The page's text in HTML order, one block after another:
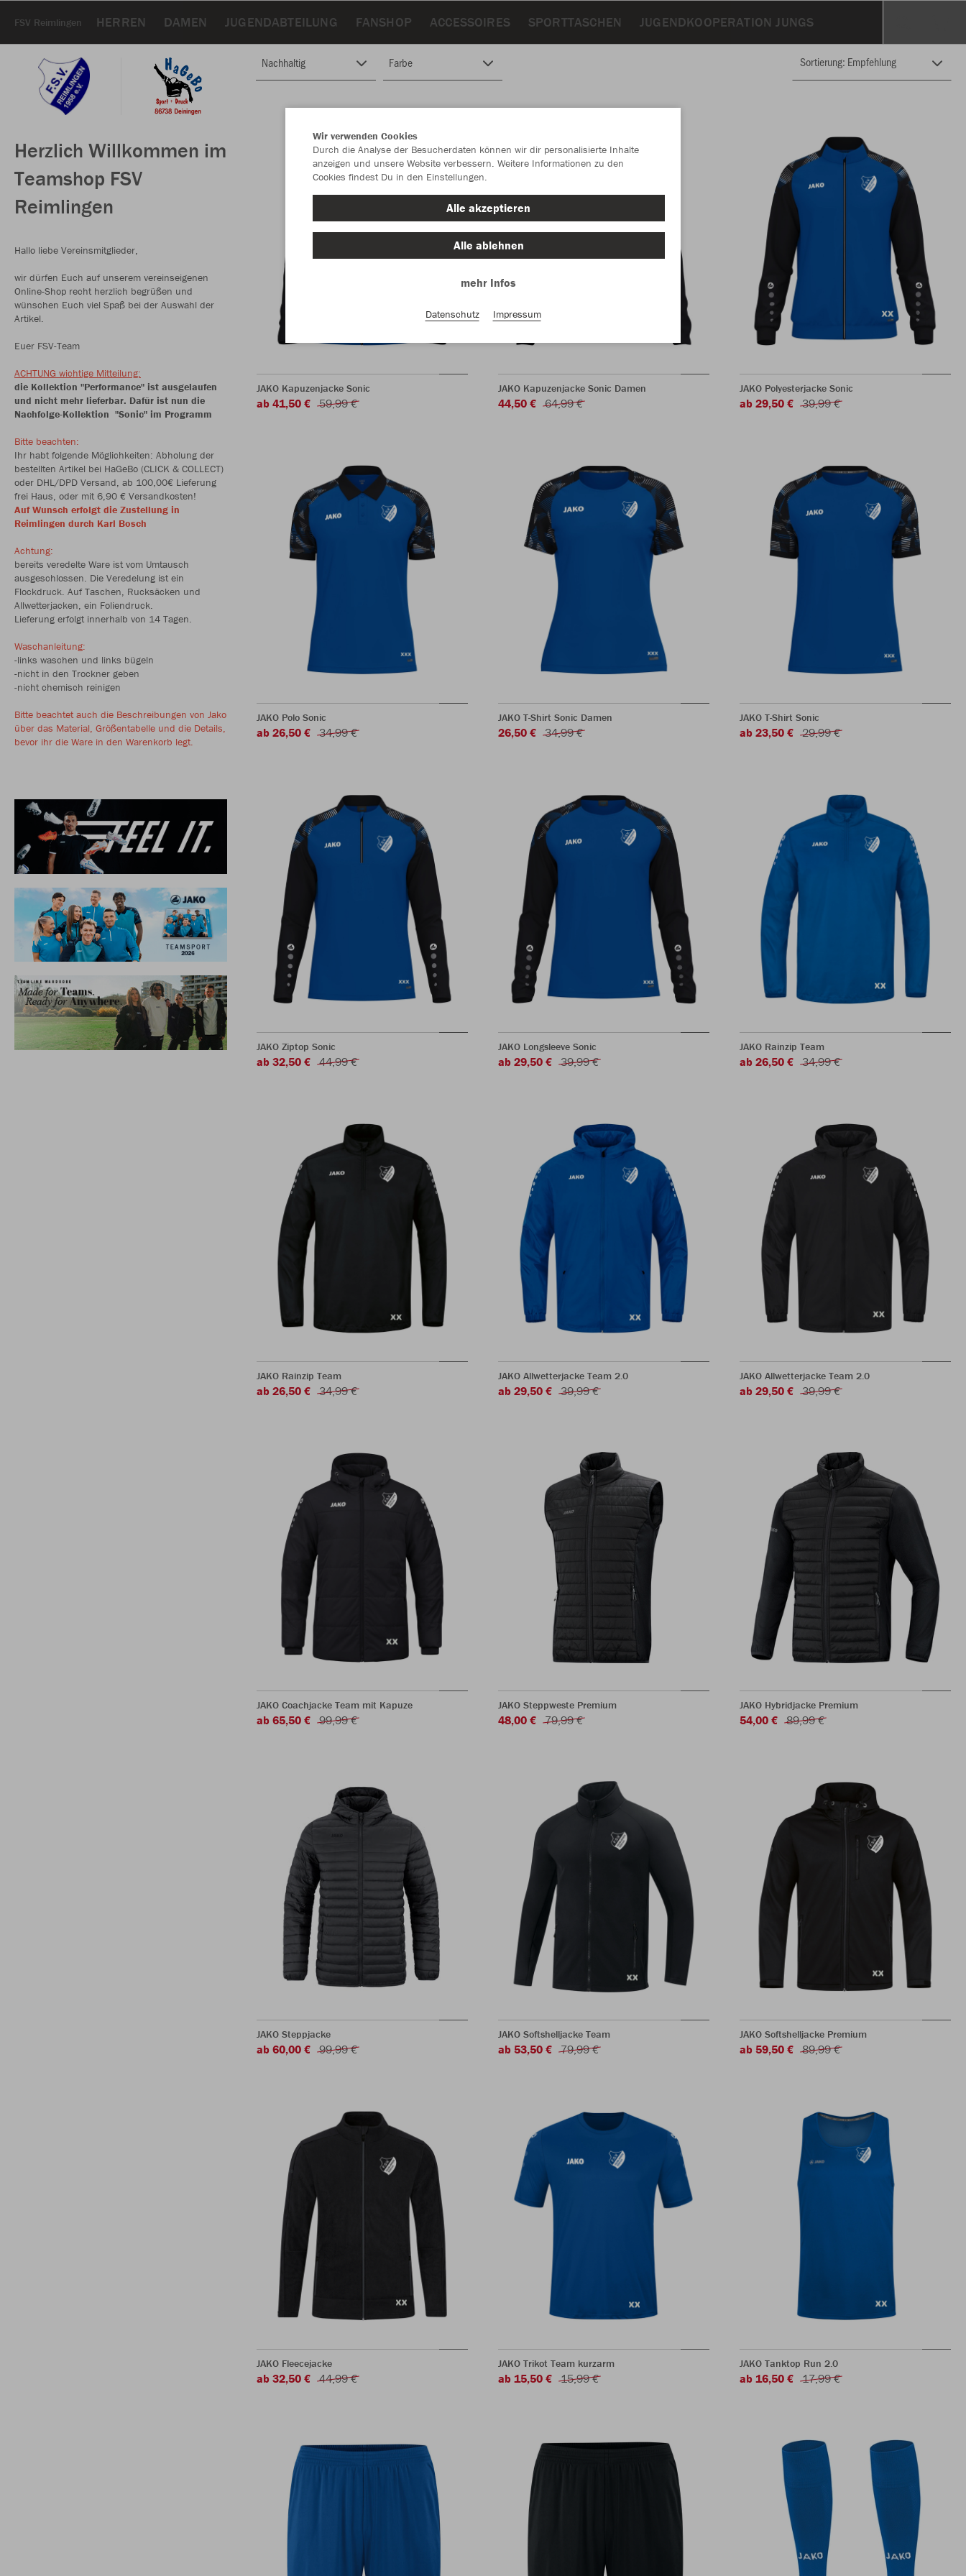
FSV Reimlingen HERREN DAMEN JUGENDABTEILUNG FANSHOP ACCESSOIRES SPORTTASCHEN JUGENDKOOPERATION JUNGS
Herzlich Willkommen im
Teamshop FSV
Reimlingen
Hallo liebe Vereinsmitglieder,
wir dürfen Euch auf unserem vereinseigenen
Online-Shop recht herzlich begrüßen und
wünschen Euch viel Spaß bei der Auswahl der
Artikel.
Euer FSV-Team
ACHTUNG wichtige Mitteilung:
die Kollektion "Performance" ist ausgelaufen
und nicht mehr lieferbar. Dafür ist nun die
Nachfolge-Kollektion "Sonic" im Programm
Bitte beachten:
Ihr habt folgende Möglichkeiten: Abholung der
bestellten Artikel bei HaGeBo (CLICK & COLLECT)
oder DHL/DPD Versand, ab 100,00€ Lieferung
frei Haus, oder mit 6,90 € Versandkosten!
Auf Wunsch erfolgt die Zustellung in
Reimlingen durch Karl Bosch
Achtung:
bereits veredelte Ware ist vom Umtausch
ausgeschlossen. Die Veredelung ist ein
Flockdruck. Auf Taschen, Rucksäcken und
Allwetterjacken, ein Foliendruck.
Lieferung erfolgt innerhalb von 14 Tagen.
Waschanleitung:
-links waschen und links bügeln
-nicht in den Trockner geben
-nicht chemisch reinigen
Bitte beachtet auch die Beschreibungen von Jako
über das Material, Größentabelle und die Details,
bevor ihr die Ware in den Warenkorb legt.
Nachhaltig Farbe
JAKO Kapuzenjacke Sonic
ab 41,50 € 59,99 €
JAKO Kapuzenjacke Sonic Damen
44,50 € 64,99 €
JAKO Polyesterjacke Sonic
ab 29,50 € 39,99 €
JAKO Polo Sonic
ab 26,50 € 34,99 €
JAKO T-Shirt Sonic Damen
26,50 € 34,99 €
JAKO T-Shirt Sonic
ab 23,50 € 29,99 €
JAKO Ziptop Sonic
ab 32,50 € 44,99 €
JAKO Longsleeve Sonic
ab 29,50 € 39,99 €
JAKO Rainzip Team
ab 26,50 € 34,99 €
JAKO Rainzip Team
ab 26,50 € 34,99 €
JAKO Allwetterjacke Team 2.0
ab 29,50 € 39,99 €
JAKO Allwetterjacke Team 2.0
ab 29,50 € 39,99 €
JAKO Coachjacke Team mit Kapuze
ab 65,50 € 99,99 €
JAKO Steppweste Premium
48,00 € 79,99 €
JAKO Hybridjacke Premium
54,00 € 89,99 €
JAKO Steppjacke
ab 60,00 € 99,99 €
JAKO Softshelljacke Team
ab 53,50 € 79,99 €
JAKO Softshelljacke Premium
ab 59,50 € 89,99 €
JAKO Fleecejacke
ab 32,50 € 44,99 €
JAKO Trikot Team kurzarm
ab 15,50 € 15,99 €
JAKO Tanktop Run 2.0
ab 16,50 € 17,99 €
Wir verwenden Cookies
Durch die Analyse der Besucherdaten können wir dir personalisierte Inhalte
anzeigen und unsere Website verbessern. Weitere Informationen zu den
Cookies findest Du in den Einstellungen.
Alle akzeptieren
Alle ablehnen
mehr Infos
Datenschutz Impressum